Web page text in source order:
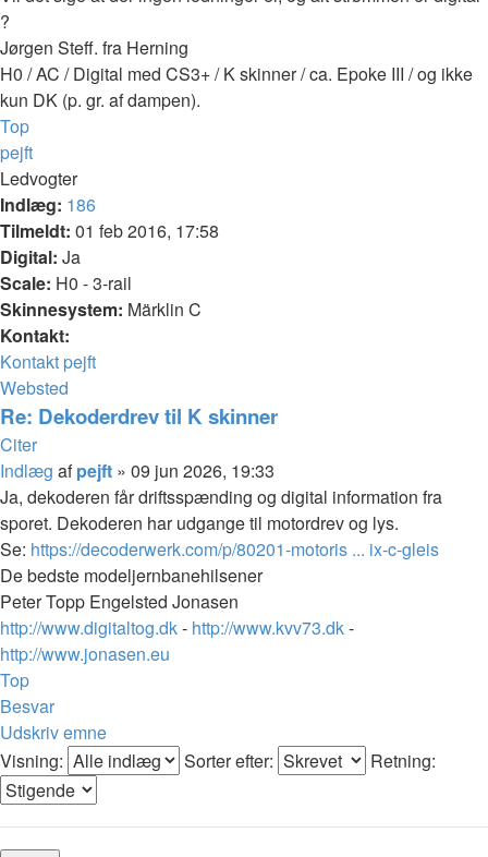
?
Jørgen Steff. fra Herning
H0 / AC / Digital med CS3+ / K skinner / ca. Epoke III / og ikke
kun DK (p. gr. af dampen).
Top
pejft
Ledvogter
Indlæg: 186
Tilmeldt: 01 feb 2016, 17:58
Digital: Ja
Scale: H0 - 3-rail
Skinnesystem: Märklin C
Kontakt:
Kontakt pejft
Websted
Re: Dekoderdrev til K skinner
Citer
Indlæg afpejft » 09 jun 2026, 19:33
Ja, dekoderen får driftsspænding og digital information fra
sporet. Dekoderen har udgange til motordrev og lys.
Se: https://decoderwerk.com/p/80201-motoris ... ix-c-gleis
De bedste modeljernbanehilsener
Peter Topp Engelsted Jonasen
http://www.digitaltog.dk- http://www.kvv73.dk-
http://www.jonasen.eu
Top
Besvar
Udskriv emne
Visning:
Sorter efter: Retning: